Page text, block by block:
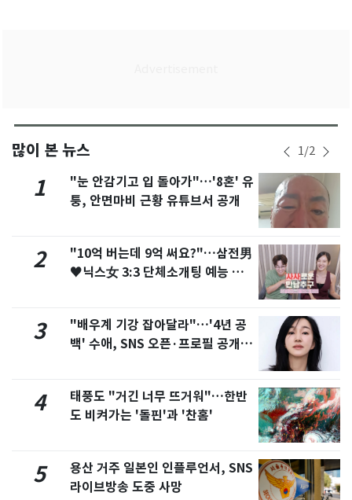
많이 본 뉴스 1/2
1
"눈 안감기고 입 돌아가"…'8혼' 유
퉁, 안면마비 근황 유튜브서 공개
2
"10억 버는데 9억 써요?"…삼전男
♥닉스女 3:3 단체소개팅 예능 화
3
"배우계 기강 잡아달라"…'4년 공
백' 수애, SNS 오픈·프로필 공개
4
태풍도 "거긴 너무 뜨거워"…한반
도 비켜가는 '돌핀'과 '찬홈'
5
용산 거주 일본인 인플루언서, SNS
라이브방송 도중 사망